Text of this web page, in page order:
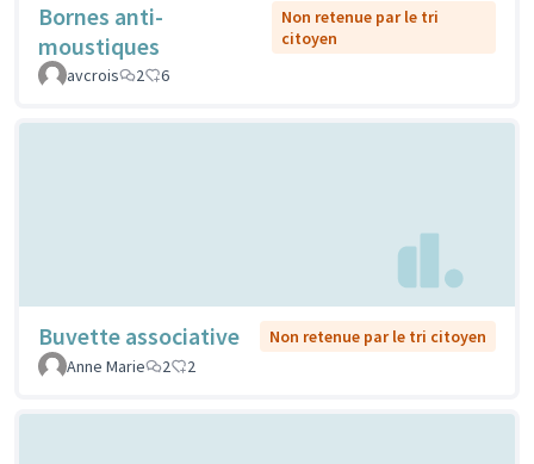
Bornes anti-
moustiques
Non retenue par le tri
citoyen
avcrois
2 6
Buvette associative
Non retenue par le tri citoyen
Anne Marie
2 2